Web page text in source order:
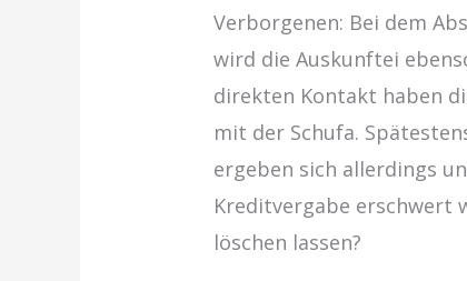
Verborgenen: Bei dem
wird die Auskunftei
direkten Kontakt haben
mit der Schufa.
ergeben sich allerdings
Kreditvergabe erschwert
löschen lassen?